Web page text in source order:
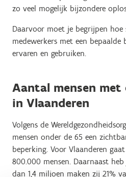
zo veel mogelijk bijzondere
Daarvoor moet je begrijpen hoe
medewerkers met een
ervaren en gebruiken.
Aantal mensen met
in Vlaanderen
Volgens de
mensen onder de 65 een
beperking. Voor Vlaanderen
800.000 mensen. Daarnaast
dan 1,4 miljoen maken zij 21%